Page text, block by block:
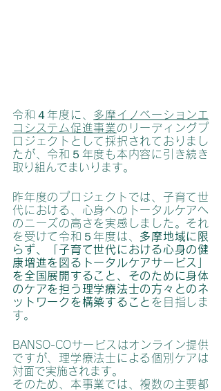
令和４年度に、 多摩イノベーションエ
コシステム促進事業のリーディングプ
ロジェクトとして採択されておりまし
たが、令和５年度も本内容に引き続き
取り組んでまいります。
昨年度のプロジェクトでは、子育て世
代における、心身へのトータルケアへ
のニーズの高さを実感しました。それ
を受けて令和５年度は、 多摩地域に限
らず、「子育て世代における心身の健
康増進を図るトータルケアサービス」
を全国展開すること、そのために身体
のケアを担う理学療法士の方々とのネ
ットワークを構築すること を目指しま
す。
BANSO-COサービスはオンライン提供
ですが、理学療法士による個別ケアは
対面で実施されます。
そのため、本事業では、複数の主要都